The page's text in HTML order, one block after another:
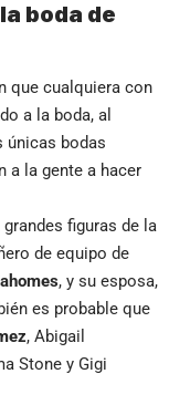
boda de
que cualquiera con
a la boda, al
únicas bodas
a la gente a hacer
figuras de la
de equipo de
, y su esposa,
es probable que
, Abigail
Stone y Gigi